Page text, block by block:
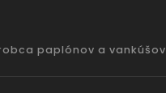
paplónov a vankúšov